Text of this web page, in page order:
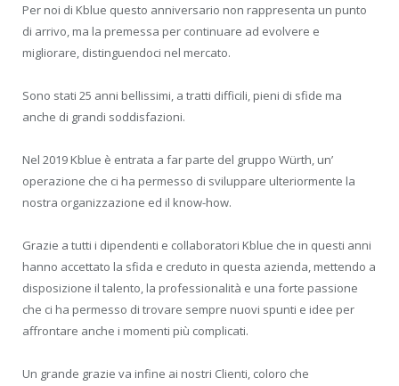
Per noi di Kblue questo anniversario non rappresenta un punto
di arrivo, ma la premessa per continuare ad evolvere e
migliorare, distinguendoci nel mercato.
Sono stati 25 anni bellissimi, a tratti difficili, pieni di sfide ma
anche di grandi soddisfazioni.
Nel 2019 Kblue è entrata a far parte del gruppo Würth, un’
operazione che ci ha permesso di sviluppare ulteriormente la
nostra organizzazione ed il know-how.
Grazie a tutti i dipendenti e collaboratori Kblue che in questi anni
hanno accettato la sfida e creduto in questa azienda, mettendo a
disposizione il talento, la professionalità e una forte passione
che ci ha permesso di trovare sempre nuovi spunti e idee per
affrontare anche i momenti più complicati.
Un grande grazie va infine ai nostri Clienti, coloro che